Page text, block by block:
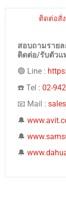
ติดต่อสั่
สอบถามรายล
ติดต่อ/รับตัวแ
🟢 Line :
☎️ Tel : 02-
📧 Mail :
🔔
🔔
🔔